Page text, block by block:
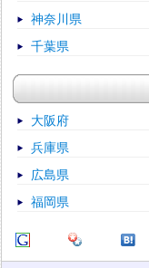
神奈川県
千葉県
大阪府
兵庫県
広島県
福岡県